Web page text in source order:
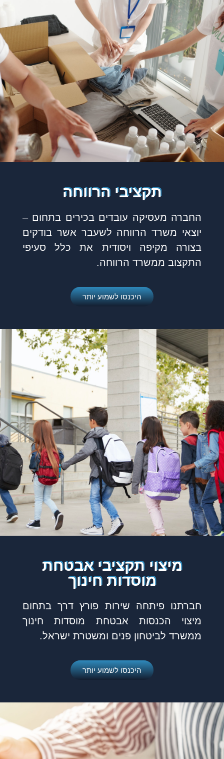
תקציבי הרווחה
החברה מעסיקה עובדים בכירים בתחום –
יוצאי משרד הרווחה לשעבר אשר בודקים
בצורה מקיפה ויסודית את כלל סעיפי
התקצוב ממשרד הרווחה.
היכנסו לשמוע יותר
מיצוי תקציבי אבטחת
מוסדות חינוך
חברתנו פיתחה שירות פורץ דרך בתחום
מיצוי הכנסות אבטחת מוסדות חינוך
ממשרד לביטחון פנים ומשטרת ישראל.
היכנסו לשמוע יותר